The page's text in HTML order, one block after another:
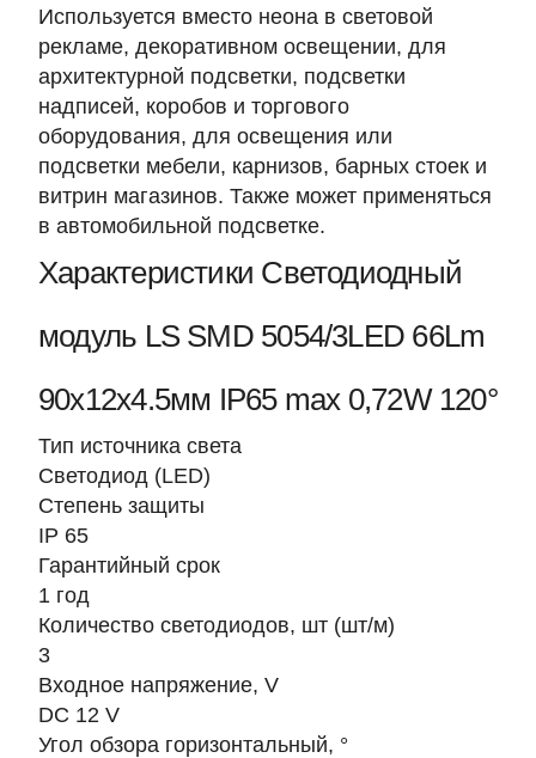
Используется вместо неона в световой
рекламе, декоративном освещении, для
архитектурной подсветки, подсветки
надписей, коробов и торгового
оборудования, для освещения или
подсветки мебели, карнизов, барных стоек и
витрин магазинов. Также может применяться
в автомобильной подсветке.
Характеристики Светодиодный
модуль LS SMD 5054/3LED 66Lm
90х12х4.5мм IP65 max 0,72W 120°
Тип источника света
Светодиод (LED)
Степень защиты
IP 65
Гарантийный срок
1 год
Количество светодиодов, шт (шт/м)
3
Входное напряжение, V
DC 12 V
Угол обзора горизонтальный, °